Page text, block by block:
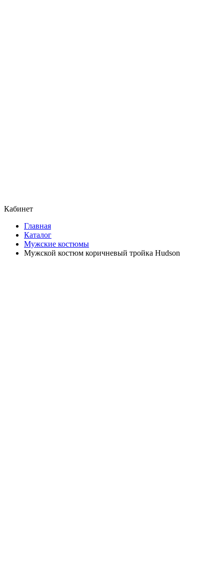
Кабинет
Главная
Каталог
Мужские костюмы
Мужской костюм коричневый тройка Hudson